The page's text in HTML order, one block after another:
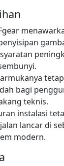
bagi
teknis.
instalasi
lancar di
modern.